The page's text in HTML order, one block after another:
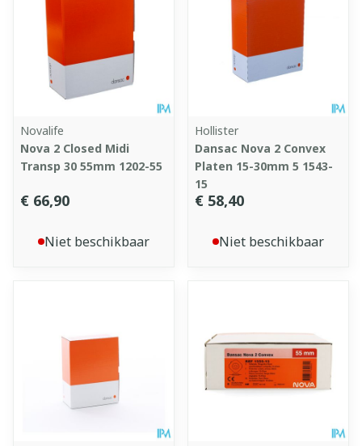
Novalife
Nova 2 Closed Midi
Transp 30 55mm 1202-55
€ 66,90
Niet beschikbaar
Hollister
Dansac Nova 2 Convex
Platen 15-30mm 5 1543-
15
€ 58,40
Niet beschikbaar